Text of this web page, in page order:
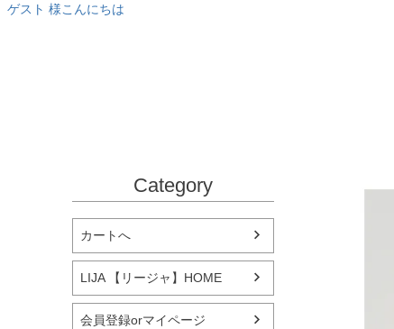
ゲスト 様こんにちは
Category
カートへ
LIJA 【リージャ】HOME
会員登録orマイページ